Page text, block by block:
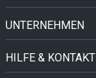
UNTERNEHMEN
HILFE & KONTAKT